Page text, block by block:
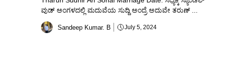
ವುಡ್ ಅಂಗಳದಲ್ಲಿ ಮದುವೆಯ ಸುದ್ದಿ ಅಂದ್ರೆ ಅದುವೇ ತರುಣ್ ...
Sandeep Kumar. B July 5, 2024